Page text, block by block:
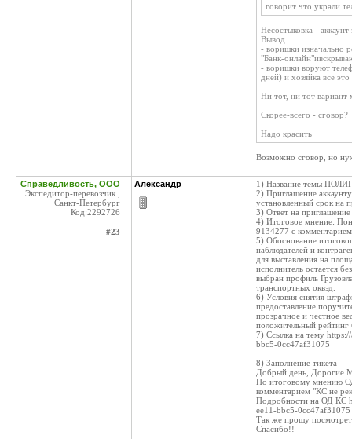
говорит что украли
Несостыковка -
Вывод
- воришки изначально
"Банк-
- воришки воруют
дней) и хозяйка всё
Ни тот, ни тот вариант
Скорее-всего - сговор?
Надо красить
Возможно сговор, но
Справедливость, ООО
Экспедитор-перевозчик ,
Санкт-Петербург
Код:2292726
#23
Александр
1) Название темы
2) Приглашение
установленный срок на
3) Ответ на приглашение
4) Итоговое мнение:
9134277 с
5) Обоснование
наблюдателей и
для выставления на
исполнитель остается
выбран профиль
транспортных оквэд.
6) Условия снятия
предоставление
прозрачное и честное
положительный рейтинг
7) Ссылка на тему
bbc5-0cc47af31075
8) Заполнение тикета
Добрый день, Дорогие
По итоговому мнению
комментарием "КС не
Подробности на ОД КС
ee11-bbc5-0cc47af31075
Так же прошу
Спасибо!!